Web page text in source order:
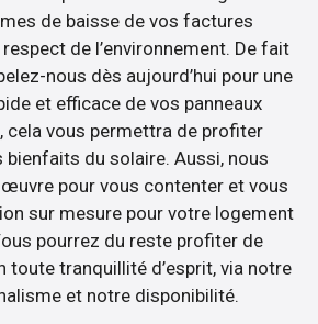
de baisse de vos factures
de l’environnement. De fait
nous dès aujourd’hui pour une
et efficace de vos panneaux
cela vous permettra de profiter
bienfaits du solaire. Aussi, nous
pour vous contenter et vous
sur mesure pour votre logement
pourrez du reste profiter de
toute tranquillité d’esprit, via notre
et notre disponibilité.